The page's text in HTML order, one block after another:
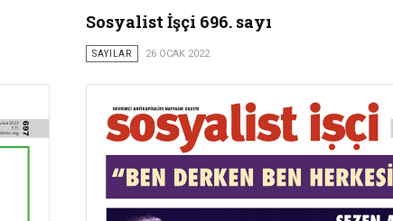
Sosyalist İşçi 696. sayı
SAYILAR 26 OCAK 2022